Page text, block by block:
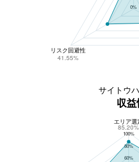
0%
リスク回避性
41.55%
サイトウ
収
サイトウハイムの収益性
100%
80%
60%
エリア選
85.20%